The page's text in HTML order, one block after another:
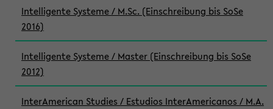
Intelligente Systeme / M.Sc. (Einschreibung bis SoSe
2016)
Intelligente Systeme / Master (Einschreibung bis SoSe
2012)
InterAmerican Studies / Estudios InterAmericanos / M.A.